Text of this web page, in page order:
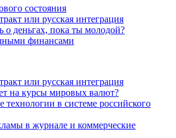
состояния
или русская интеграция
о деньгах, пока ты молодой?
финансами
или русская интеграция
на курсы мировых валют?
в системе российского
в журнале и коммерческие